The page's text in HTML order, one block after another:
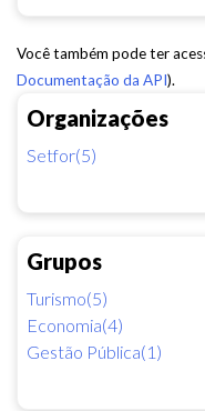
Organizações
Setfor(5)
Grupos
Turismo(5)
Economia(4)
Gestão Pública(1)
Você também pode ter
Documentação da API).